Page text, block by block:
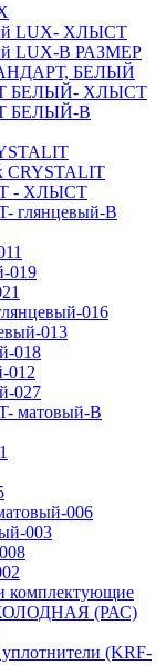
LUX- ХЛЫСТ
LUX-В РАЗМЕР
БЕЛЫЙ
БЕЛЫЙ- ХЛЫСТ
БЕЛЫЙ-В
CRYSTALIT
- ХЛЫСТ
глянцевый-В
019
016
013
018
012
027
матовый-В
006
003
ХОЛОДНАЯ (РАС)
(KRF-